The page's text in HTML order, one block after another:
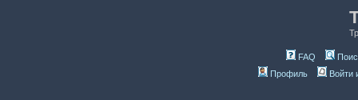
FAQ
Профиль
Войти